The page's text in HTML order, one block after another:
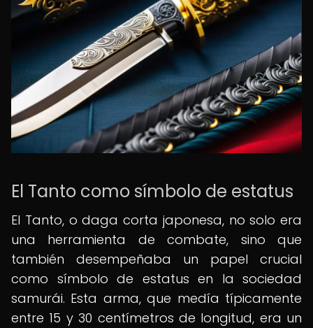
El Tanto como símbolo de estatus
El Tanto, o daga corta japonesa, no solo era
una herramienta de combate, sino que
también desempeñaba un papel crucial
como símbolo de estatus en la sociedad
samurái. Esta arma, que medía típicamente
entre 15 y 30 centímetros de longitud, era un